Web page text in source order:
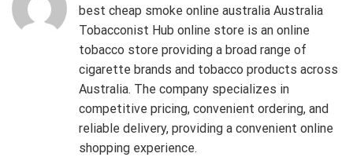
best cheap smoke online australia Australia
Tobacconist Hub online store is an online
tobacco store providing a broad range of
cigarette brands and tobacco products across
Australia. The company specializes in
competitive pricing, convenient ordering, and
reliable delivery, providing a convenient online
shopping experience.